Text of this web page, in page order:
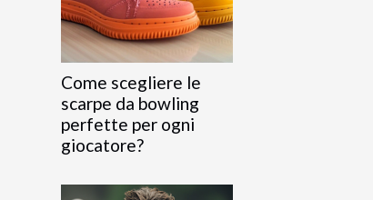
Come scegliere le
scarpe da bowling
perfette per ogni
giocatore?